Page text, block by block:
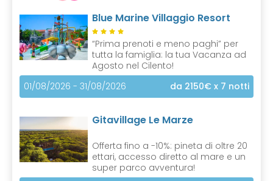
Blue Marine Villaggio Resort
“Prima prenoti e meno paghi” per
tutta la famiglia: la tua Vacanza ad
Agosto nel Cilento!
01/08/2026 - 31/08/2026
da 2150€ x 7 notti
Gitavillage Le Marze
Offerta fino a -10%: pineta di oltre 20
ettari, accesso diretto al mare e un
super parco avventura!